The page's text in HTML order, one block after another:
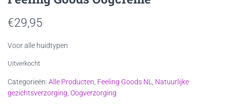
€29,95
Voor alle huidtypen
Uitverkocht
Categorieën: Alle Producten Feeling Goods NL
Natuurlijke
gezichtsverzorging Oogverzorging